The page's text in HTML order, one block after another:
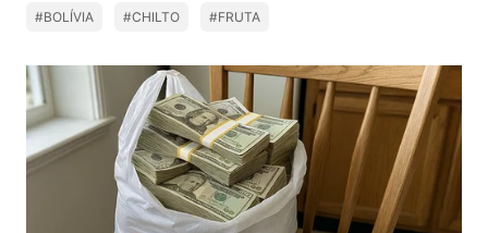
#BOLÍVIA #CHILTO #FRUTA